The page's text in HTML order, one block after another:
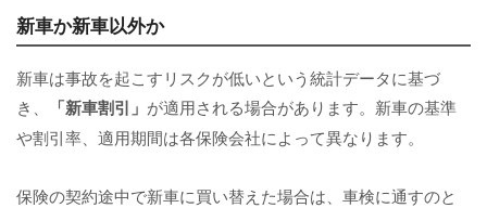
新車か新車以外か
新車は事故を起こすリスクが低いという統計データに基づ
き、
「新車割引」 が適用される場合があります。新車の基準
や割引率、適用期間は各保険会社によって異なります。
保険の契約途中で新車に買い替えた場合は、車検に通すのと